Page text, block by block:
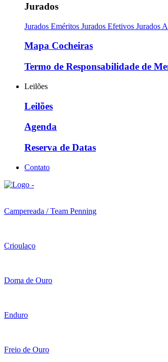
Jurados
Jurados Eméritos Jurados Efetivos Jurados
Mapa Cocheiras
Termo de Responsabilidade de
Leilões
Leilões
Agenda
Reserva de Datas
Contato
Campereada / Team Penning
Crioulaço
Doma de Ouro
Enduro
Freio de Ouro